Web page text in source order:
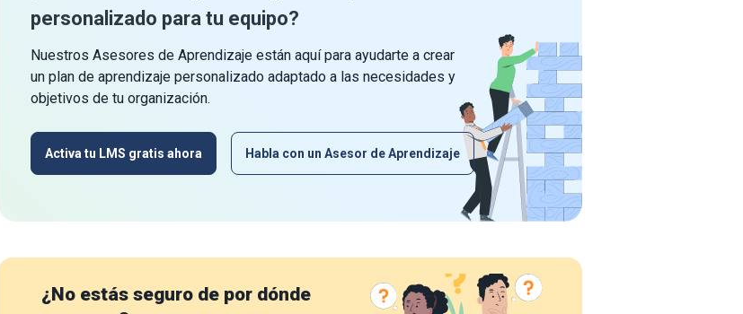
personalizado para tu equipo?
Nuestros Asesores de Aprendizaje están aquí para ayudarte a crear
un plan de aprendizaje personalizado adaptado a las necesidades y
objetivos de tu organización.
Activa tu LMS gratis ahora Habla con un Asesor de Aprendizaje
¿No estás seguro de por dónde